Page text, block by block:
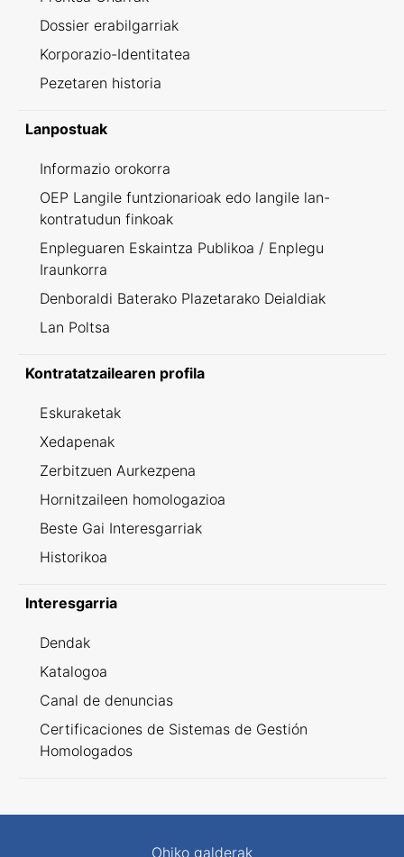
Dossier erabilgarriak
Korporazio-Identitatea
Pezetaren historia
Lanpostuak
Informazio orokorra
OEP Langile funtzionarioak edo langile lan-
kontratudun finkoak
Enpleguaren Eskaintza Publikoa / Enplegu
Iraunkorra
Denboraldi Baterako Plazetarako Deialdiak
Lan Poltsa
Kontratatzailearen profila
Eskuraketak
Xedapenak
Zerbitzuen Aurkezpena
Hornitzaileen homologazioa
Beste Gai Interesgarriak
Historikoa
Interesgarria
Dendak
Katalogoa
Canal de denuncias
Certificaciones de Sistemas de Gestión
Homologados
Ohiko galderak